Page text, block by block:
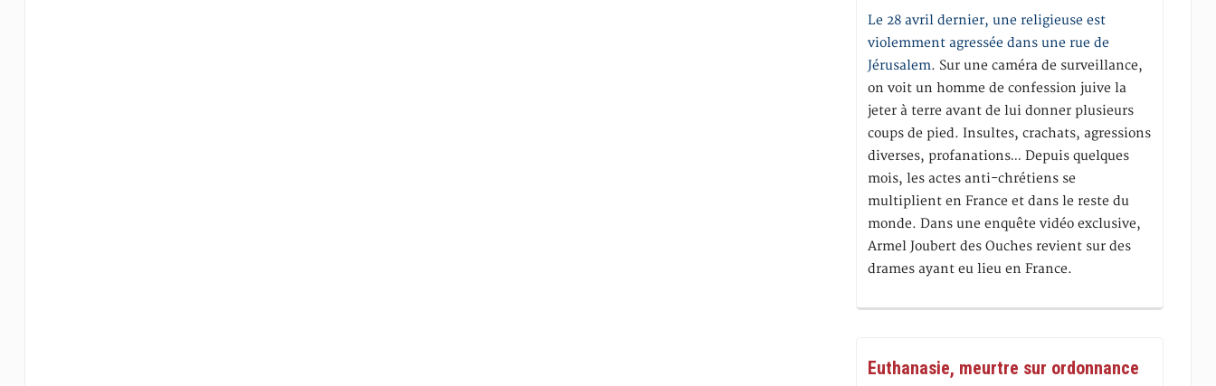
Le 28 avril dernier, une religieuse est
violemment agressée dans une rue de
Jérusalem. Sur une caméra de surveillance,
on voit un homme de confession juive la
jeter à terre avant de lui donner plusieurs
coups de pied. Insultes, crachats, agressions
diverses, profanations… Depuis quelques
mois, les actes anti-chrétiens se
multiplient en France et dans le reste du
monde. Dans une enquête vidéo exclusive,
Armel Joubert des Ouches revient sur des
drames ayant eu lieu en France.
Euthanasie, meurtre sur ordonnance